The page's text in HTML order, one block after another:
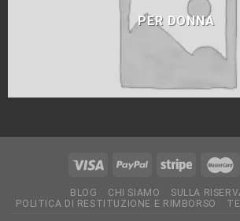
PER DONNA
BLOG CHI SIAMO
SULLA
POLITICA DI RESTITUZIONE E RIMBORSO